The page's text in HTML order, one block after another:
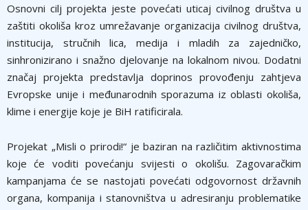
Osnovni cilj projekta jeste povećati uticaj civilnog društva u
zaštiti okoliša kroz umrežavanje organizacija civilnog društva,
institucija, stručnih lica, medija i mladih za zajedničko,
sinhronizirano i snažno djelovanje na lokalnom nivou. Dodatni
značaj projekta predstavlja doprinos provođenju zahtjeva
Evropske unije i međunarodnih sporazuma iz oblasti okoliša,
klime i energije koje je BiH ratificirala.
Projekat „Misli o prirodi!“ je baziran na različitim aktivnostima
koje će voditi povećanju svijesti o okolišu. Zagovaračkim
kampanjama će se nastojati povećati odgovornost državnih
organa, kompanija i stanovništva u adresiranju problematike